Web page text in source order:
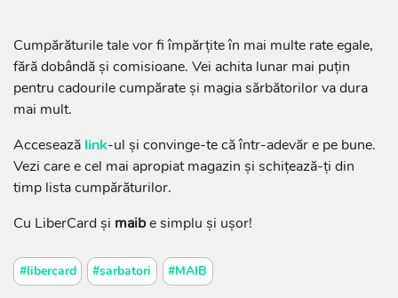
Cumpărăturile tale vor fi împărțite în mai multe rate egale,
fără dobândă și comisioane. Vei achita lunar mai puțin
pentru cadourile cumpărate și magia sărbătorilor va dura
mai mult.
Accesează link-ul și convinge-te că într-adevăr e pe bune.
Vezi care e cel mai apropiat magazin și schițează-ți din
timp lista cumpărăturilor.
Cu LiberCard și maibe simplu și ușor!
#libercard #sarbatori #MAIB